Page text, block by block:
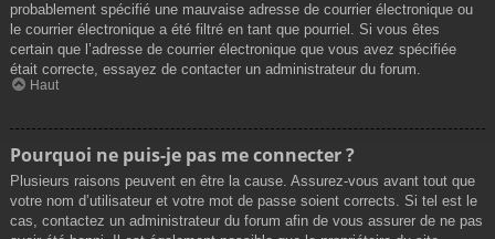
probablement spécifié une mauvaise adresse de courrier électronique ou
le courrier électronique a été filtré en tant que pourriel. Si vous êtes
certain que l’adresse de courrier électronique que vous avez spécifiée
était correcte, essayez de contacter un administrateur du forum.
Haut
Pourquoi ne puis-je pas me connecter ?
Plusieurs raisons peuvent en être la cause. Assurez-vous avant tout que
votre nom d’utilisateur et votre mot de passe soient corrects. Si tel est le
cas, contactez un administrateur du forum afin de vous assurer de ne pas